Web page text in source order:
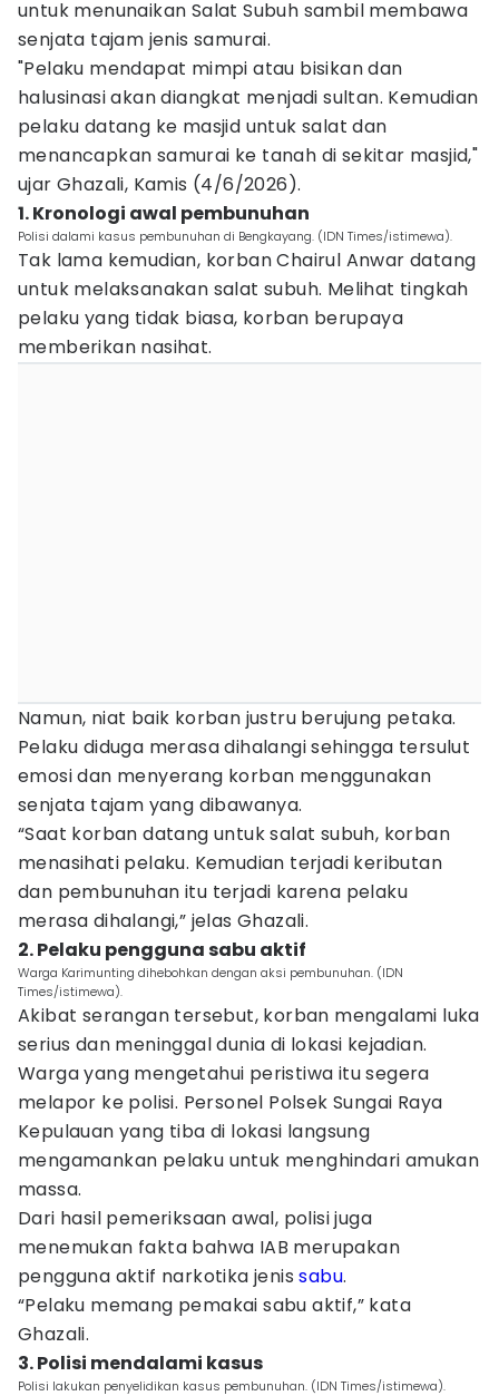
untuk menunaikan Salat Subuh sambil membawa
senjata tajam jenis samurai.
"Pelaku mendapat mimpi atau bisikan dan
halusinasi akan diangkat menjadi sultan. Kemudian
pelaku datang ke masjid untuk salat dan
menancapkan samurai ke tanah di sekitar masjid,"
ujar Ghazali, Kamis (4/6/2026).
1. Kronologi awal pembunuhan
Polisi dalami kasus pembunuhan di Bengkayang. (IDN Times/istimewa).
Tak lama kemudian, korban Chairul Anwar datang
untuk melaksanakan salat subuh. Melihat tingkah
pelaku yang tidak biasa, korban berupaya
memberikan nasihat.
Namun, niat baik korban justru berujung petaka.
Pelaku diduga merasa dihalangi sehingga tersulut
emosi dan menyerang korban menggunakan
senjata tajam yang dibawanya.
“Saat korban datang untuk salat subuh, korban
menasihati pelaku. Kemudian terjadi keributan
dan pembunuhan itu terjadi karena pelaku
merasa dihalangi,” jelas Ghazali.
2. Pelaku pengguna sabu aktif
Warga Karimunting dihebohkan dengan aksi pembunuhan. (IDN
Times/istimewa).
Akibat serangan tersebut, korban mengalami luka
serius dan meninggal dunia di lokasi kejadian.
Warga yang mengetahui peristiwa itu segera
melapor ke polisi. Personel Polsek Sungai Raya
Kepulauan yang tiba di lokasi langsung
mengamankan pelaku untuk menghindari amukan
massa.
Dari hasil pemeriksaan awal, polisi juga
menemukan fakta bahwa IAB merupakan
pengguna aktif narkotika jenissabu.
“Pelaku memang pemakai sabu aktif,” kata
Ghazali.
3. Polisi mendalami kasus
Polisi lakukan penyelidikan kasus pembunuhan. (IDN Times/istimewa).